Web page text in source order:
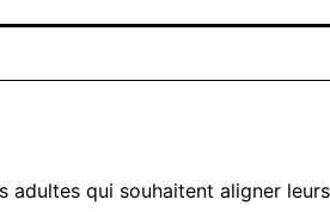
qui souhaitent aligner